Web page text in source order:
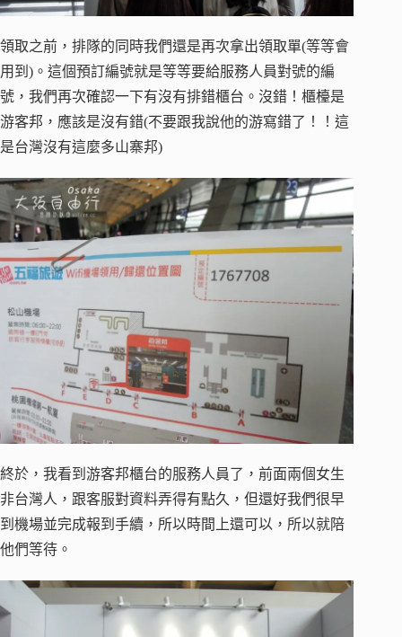
領取之前，排隊的同時我們還是再次拿出領取單(等等會
用到)。這個預訂編號就是等等要給服務人員對號的編
號，我們再次確認一下有沒有排錯櫃台。沒錯！櫃檯是
游客邦，應該是沒有錯(不要跟我說他的游寫錯了！！這
是台灣沒有這麼多山寨邦)
終於，我看到游客邦櫃台的服務人員了，前面兩個女生
非台灣人，跟客服對資料弄得有點久，但還好我們很早
到機場並完成報到手續，所以時間上還可以，所以就陪
他們等待。